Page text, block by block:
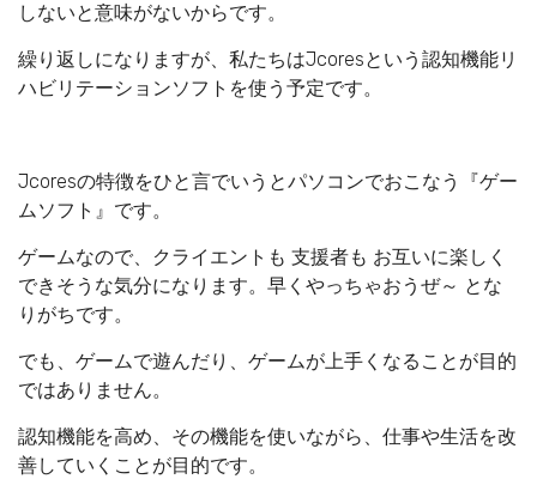
しないと意味がないからです。
繰り返しになりますが、私たちはJcoresという認知機能リ
ハビリテーションソフトを使う予定です。
Jcoresの特徴をひと言でいうとパソコンでおこなう『ゲー
ムソフト』です。
ゲームなので、クライエントも 支援者も お互いに楽しく
できそうな気分になります。早くやっちゃおうぜ～ とな
りがちです。
でも、ゲームで遊んだり、ゲームが上手くなることが目的
ではありません。
認知機能を高め、その機能を使いながら、仕事や生活を改
善していくことが目的です。